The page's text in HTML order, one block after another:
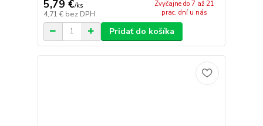
5,79 €/ks
4,71 € bez DPH
Zvyčajne do 7 až 21
prac. dní u nás
Pridať do košíka